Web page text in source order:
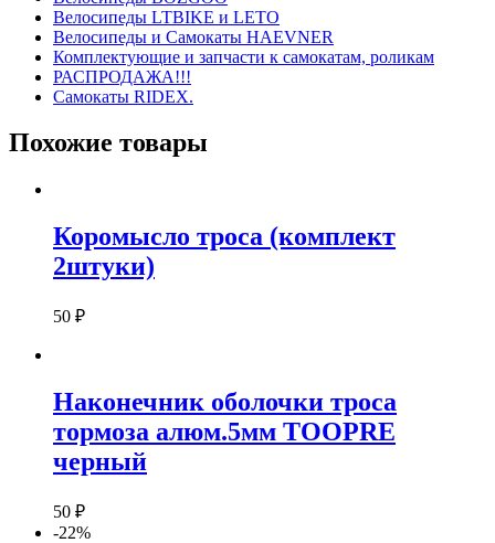
Велосипеды LTBIKE и LETO
Велосипеды и Самокаты HAEVNER
Комплектующие и запчасти к самокатам, роликам
РАСПРОДАЖА!!!
Самокаты RIDEX.
Похожие товары
Коромысло троса (комплект
2штуки)
50 ₽
Наконечник оболочки троса
тормоза алюм.5мм TOOPRE
черный
50 ₽
-22%